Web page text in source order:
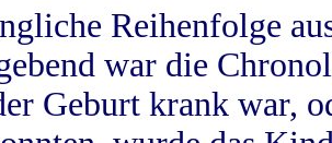
Reihenfolge
war die
Geburt krank war,